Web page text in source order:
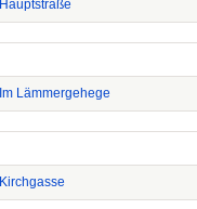
Hauptstraße
Im Lämmergehege
Kirchgasse